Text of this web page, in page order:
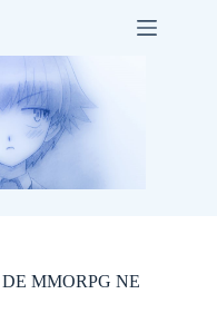
MMORPG NE